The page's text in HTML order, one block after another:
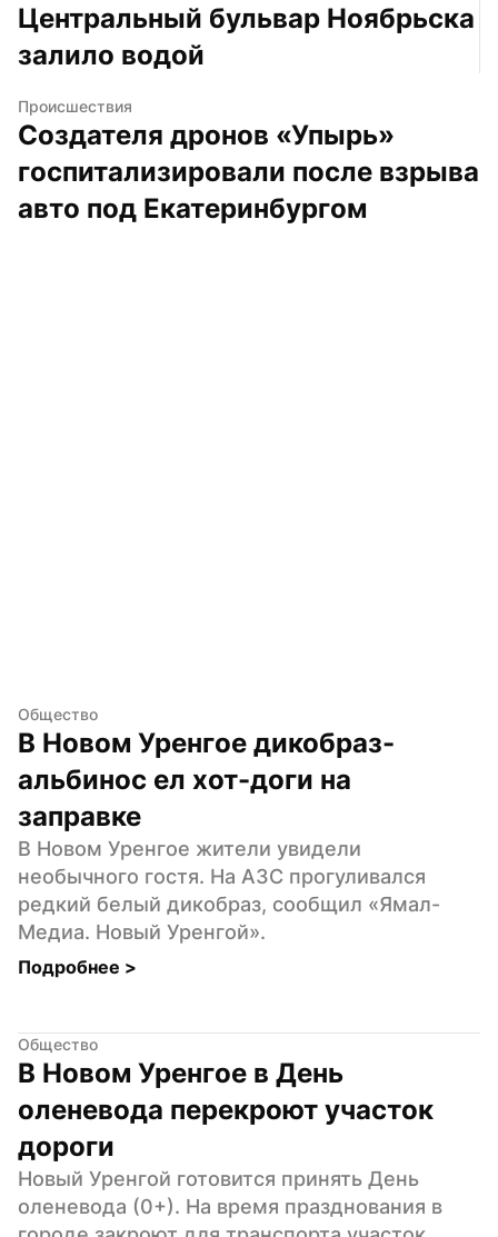
Центральный бульвар Ноябрьска
залило водой
Происшествия
Создателя дронов «Упырь»
госпитализировали после взрыва
авто под Екатеринбургом
Общество
В Новом Уренгое дикобраз-
альбинос ел хот-доги на
заправке
В Новом Уренгое жители увидели
необычного гостя. На АЗС прогуливался
редкий белый дикобраз, сообщил «Ямал-
Медиа. Новый Уренгой».
Подробнее >
Общество
В Новом Уренгое в День
оленевода перекроют участок
дороги
Новый Уренгой готовится принять День
оленевода (0+). На время празднования в